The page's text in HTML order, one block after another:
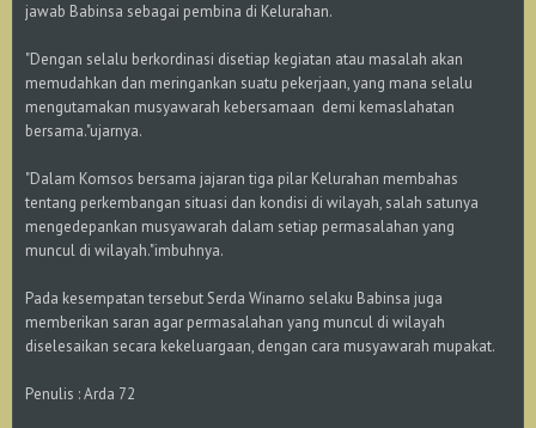
jawab Babinsa sebagai pembina di Kelurahan.
"Dengan selalu berkordinasi disetiap kegiatan atau masalah akan
memudahkan dan meringankan suatu pekerjaan, yang mana selalu
mengutamakan musyawarah kebersamaan demi kemaslahatan
bersama."ujarnya.
"Dalam Komsos bersama jajaran tiga pilar Kelurahan membahas
tentang perkembangan situasi dan kondisi di wilayah, salah satunya
mengedepankan musyawarah dalam setiap permasalahan yang
muncul di wilayah."imbuhnya.
Pada kesempatan tersebut Serda Winarno selaku Babinsa juga
memberikan saran agar permasalahan yang muncul di wilayah
diselesaikan secara kekeluargaan, dengan cara musyawarah mupakat.
Penulis : Arda 72